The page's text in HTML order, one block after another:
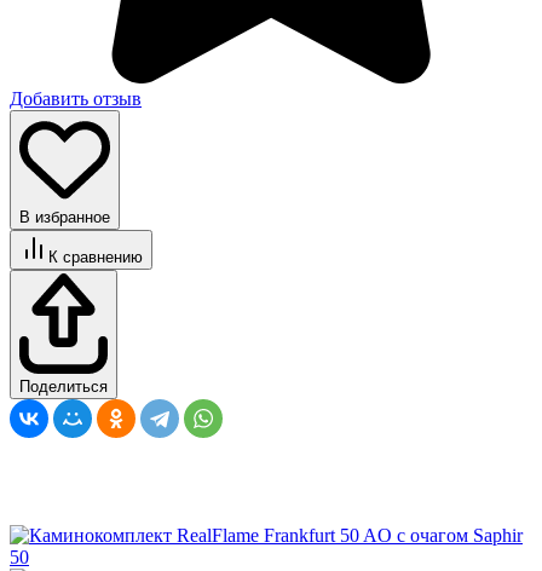
Добавить отзыв
В избранное
К сравнению
Поделиться